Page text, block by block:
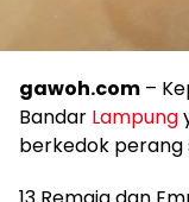
gawoh.com –
Bandar Lampung
berkedok perang